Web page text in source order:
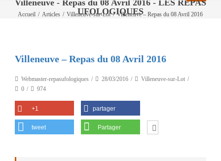
Villeneuve - Repas du 08 Avril 2016 - LES REPAS
UFOLOGIQUES
Accueil / Articles / Villeneuve-sur-Lot / Villeneuve – Repas du 08 Avril 2016
Villeneuve – Repas du 08 Avril 2016
Webmaster-repasufologiques 28/03/2016
Villeneuve-sur-Lot
0
974
+1 partager
tweet Partager